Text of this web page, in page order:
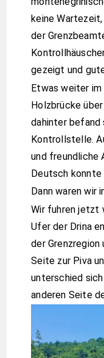
keine
der
gezeigt und
Etwas weiter im
Holzbrücke
dahinter befand
Kontrollstelle.
und freundliche
Deutsch konnte
Dann waren wir
Wir fuhren jetzt
Ufer der Drina
der
Seite zur Piva
unterschied
anderen Seite